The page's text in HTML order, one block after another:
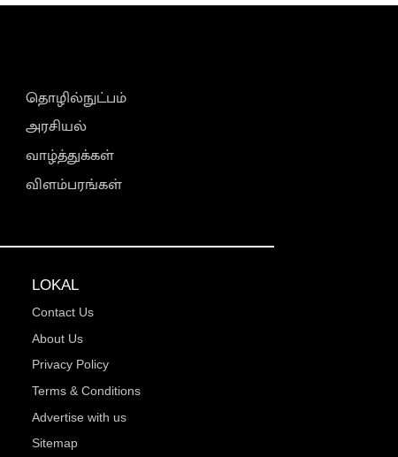
தொழில்நுட்பம்
அரசியல்
வாழ்த்துக்கள்
விளம்பரங்கள்
LOKAL
Contact Us
About Us
Privacy Policy
Terms & Conditions
Advertise with us
Sitemap